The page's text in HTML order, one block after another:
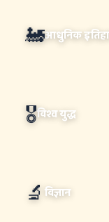
🚂आधुनिक
🎖️विश्व युद्ध
🔬 विज्ञान